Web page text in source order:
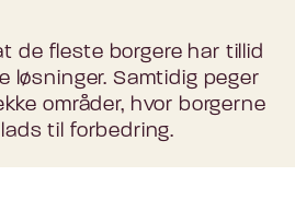
de fleste borgere har tillid
løsninger. Samtidig peger
områder, hvor borgerne
til forbedring.